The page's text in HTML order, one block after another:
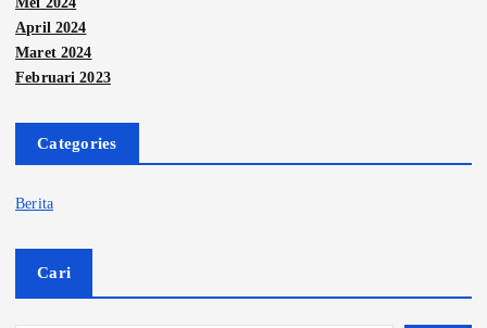
April 2024
Maret 2024
Februari 2023
Categories
Berita
Cari